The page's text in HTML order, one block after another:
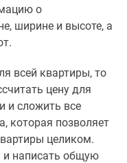
о
ширине и высоте, а
всей квартиры, то
цену для
и сложить все
которая позволяет
целиком.
написать общую